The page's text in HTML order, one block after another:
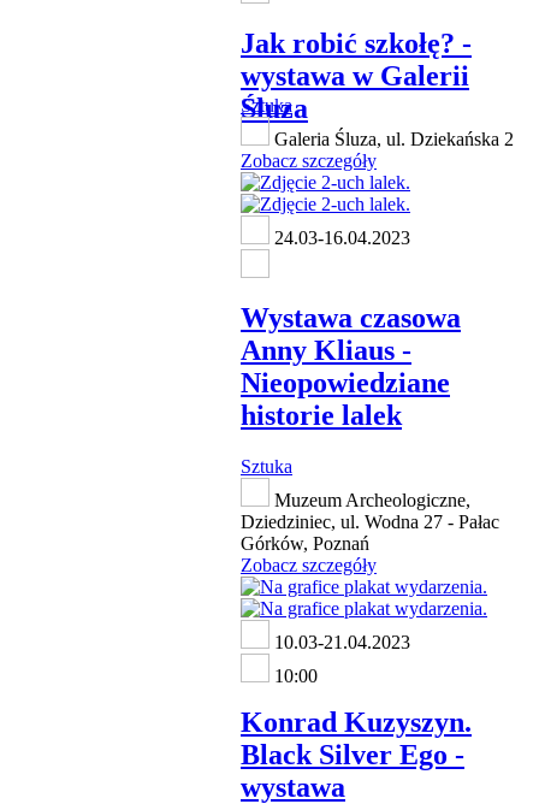
Jak robić szkołę? -
wystawa w Galerii
Śluza
Sztuka
Galeria Śluza, ul. Dziekańska 2
Zobacz szczegóły
24.03-16.04.2023
Wystawa czasowa
Anny Kliaus -
Nieopowiedziane
historie lalek
Sztuka
Muzeum Archeologiczne,
Dziedziniec, ul. Wodna 27 - Pałac
Górków, Poznań
Zobacz szczegóły
10.03-21.04.2023
10:00
Konrad Kuzyszyn.
Black Silver Ego -
wystawa